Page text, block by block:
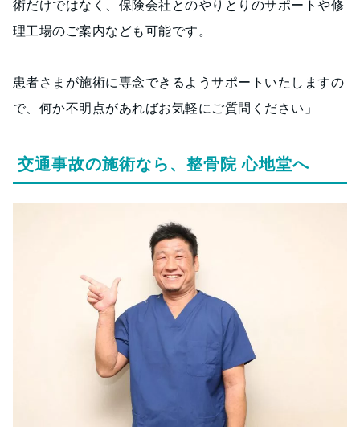
術だけではなく、保険会社とのやりとりのサポートや修
理工場のご案内なども可能です。
患者さまが施術に専念できるようサポートいたしますの
で、何か不明点があればお気軽にご質問ください」
交通事故の施術なら、整骨院 心地堂へ